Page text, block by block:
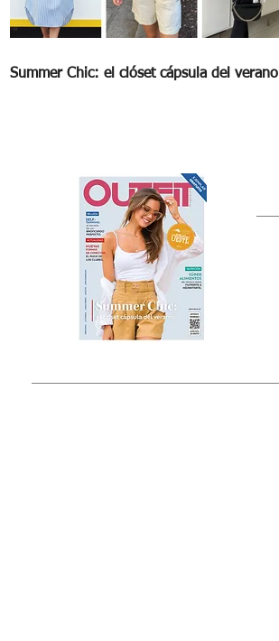
Summer Chic: el clóset cápsula del verano